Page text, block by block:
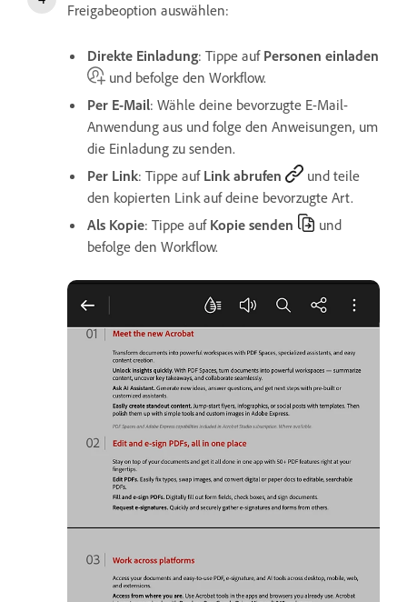
Freigabeoption auswählen:
Direkte Einladung: Tippe auf Personen einladen
und befolge den Workflow.
Per E-Mail: Wähle deine bevorzugte E-Mail-
Anwendung aus und folge den Anweisungen, um
die Einladung zu senden.
Per Link: Tippe auf Link abrufen
und teile
den kopierten Link auf deine bevorzugte Art.
Als Kopie: Tippe auf Kopie senden
und
befolge den Workflow.